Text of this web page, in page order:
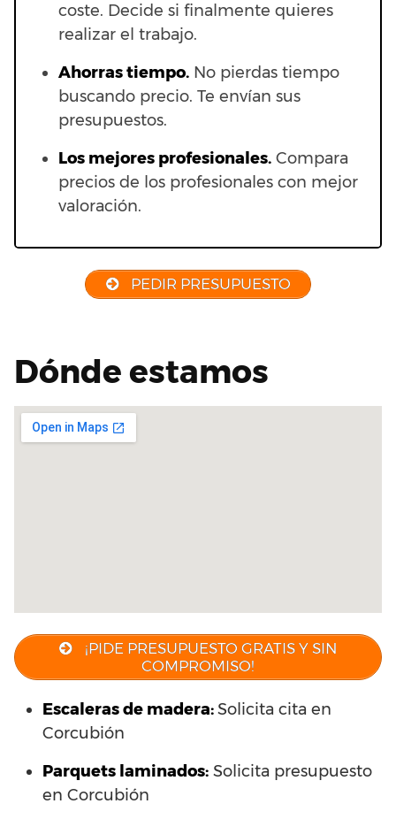
coste. Decide si finalmente quieres
realizar el trabajo.
Ahorras tiempo. No pierdas tiempo
buscando precio. Te envían sus
presupuestos.
Los mejores profesionales. Compara
precios de los profesionales con mejor
valoración.
PEDIR PRESUPUESTO
Dónde estamos
¡PIDE PRESUPUESTO GRATIS Y SIN
COMPROMISO!
Escaleras de madera:Solicita cita en
Corcubión
Parquets laminados: Solicita presupuesto
en Corcubión